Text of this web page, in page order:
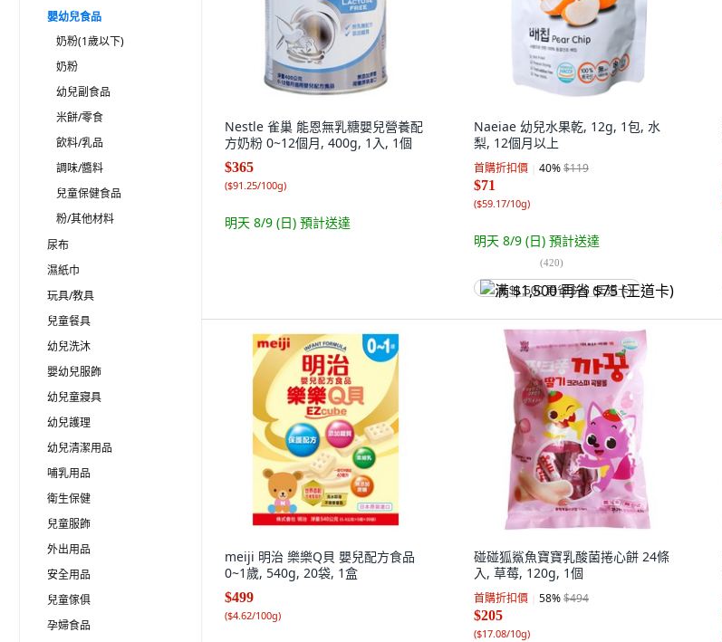
嬰幼兒食品
奶粉(1歲以下)
奶粉
幼兒副食品
米餅/零食
飲料/乳品
調味/醬料
兒童保健食品
粉/其他材料
尿布
濕紙巾
玩具/教具
兒童餐具
幼兒洗沐
嬰幼兒服飾
幼兒童寢具
幼兒護理
幼兒清潔用品
哺乳用品
衛生保健
兒童服飾
外出用品
安全用品
兒童傢俱
孕婦食品
Nestle 雀巢 能恩無乳糖嬰兒營養配
方奶粉 0~12個月, 400g, 1入, 1個
$365
($91.25/100g)
明天 8/9 (日) 預計送達
Naeiae 幼兒水果乾, 12g, 1包, 水
梨, 12個月以上
首購折扣價 40%$119
$71
($59.17/10g)
明天 8/9 (日) 預計送達
(420)
满 $1,500 再省 $75 (王道卡)
meiji 明治 樂樂Q貝 嬰兒配方食品
0~1歲, 540g, 20袋, 1盒
$499
($4.62/100g)
碰碰狐鯊魚寶寶乳酸菌捲心餅 24條
入, 草莓, 120g, 1個
首購折扣價 58%$494
$205
($17.08/10g)